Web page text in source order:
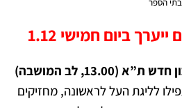
הספר
ביום חמישי 1.12
(13.00, לב המושבה)
לליגת העל לראשונה, מחזיקים